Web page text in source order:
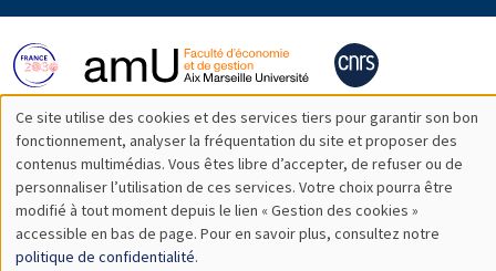
Utilisation
des
données
personnelles
Ce site utilise des cookies et des services tiers pour garantir son bon
fonctionnement, analyser la fréquentation du site et proposer des
contenus multimédias. Vous êtes libre d’accepter, de refuser ou de
personnaliser l’utilisation de ces services. Votre choix pourra être
modifié à tout moment depuis le lien « Gestion des cookies »
accessible en bas de page. Pour en savoir plus, consultez notre
politique de confidentialité.